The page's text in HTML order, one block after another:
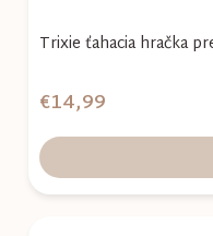
Trixie ťahacia hračka
€14,99